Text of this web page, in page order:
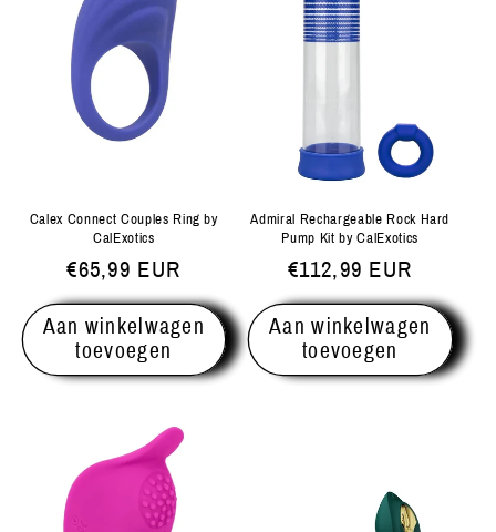
Calex Connect Couples Ring by
CalExotics
Normale
prijs
€65,99 EUR
Aan winkelwagen
toevoegen
Admiral Rechargeable Rock Hard
Pump Kit by CalExotics
Normale
prijs
€112,99 EUR
Aan winkelwagen
toevoegen